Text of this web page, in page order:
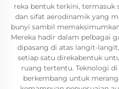
reka bentuk terkini, termasuk
dan sifat aerodinamik yang
bunyi sambil
Mereka hadir dalam pelbagai
dipasang di atas langit-
setiap satu direkabentuk
ruang tertentu. Teknologi
berkembang untuk